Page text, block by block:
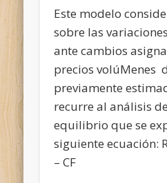
Este modelo
sobre las
ante cambios
precios volúMenes
previamente
recurre al análisis
equilibrio que se
siguiente ecuación:
– CF